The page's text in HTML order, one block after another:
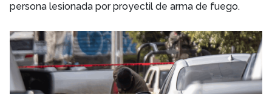
persona lesionada por proyectil de arma de fuego.